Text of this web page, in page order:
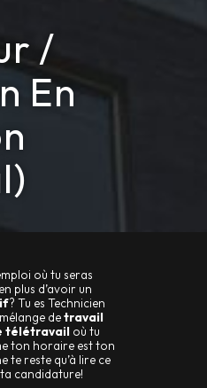
/
En
où tu seras
en plus d’avoir un
? Tu es Technicien
detravail
télétravail où tu
ton horaire est ton
te reste qu’à lire ce
candidature!